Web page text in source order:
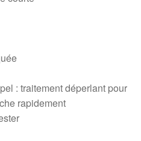
: traitement déperlant pour
rapidement